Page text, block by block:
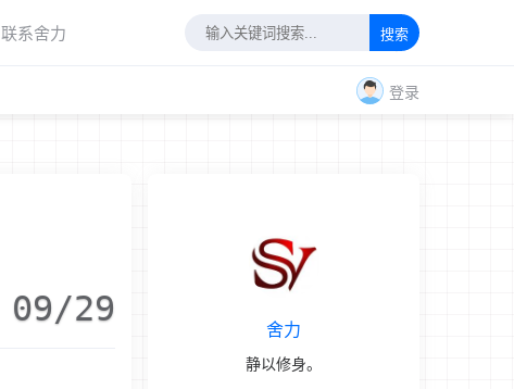
联系舍力 搜索
登录
09/29 舍力
静以修身。